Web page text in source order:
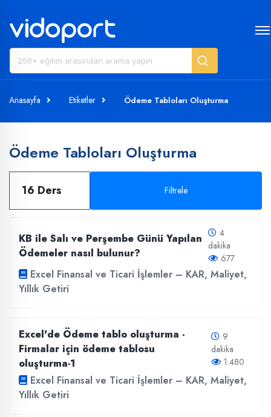
Anasayfa Etiketler Ödeme Tabloları Oluşturma
Ödeme Tabloları Oluşturma
16 Ders Filtrele
KB ile Salı ve Perşembe Günü Yapılan
Ödemeler nasıl bulunur?
4
dakika
677
Excel Finansal ve Ticari İşlemler – KAR, Maliyet,
Yıllık Getiri
Excel'de Ödeme tablo oluşturma -
Firmalar için ödeme tablosu
oluşturma-1
9
dakika
1.480
Excel Finansal ve Ticari İşlemler – KAR, Maliyet,
Yıllık Getiri